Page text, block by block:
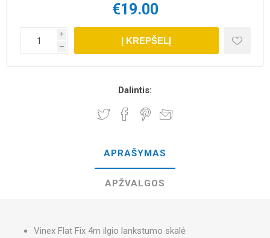
€19.00
i
h
Į KREPŠELĮ
Dalintis:
APRAŠYMAS
APŽVALGOS
Vinex Flat Fix 4m ilgio lankstumo skalė